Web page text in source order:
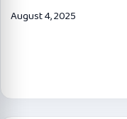
August 4, 2025